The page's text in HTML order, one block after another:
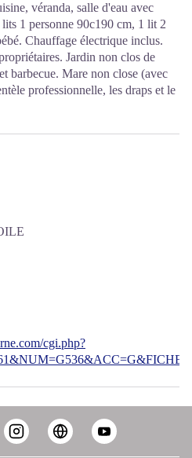
véranda, salle d'eau avec
1 personne 90c190 cm, 1 lit 2
Chauffage électrique inclus.
Jardin non clos de
barbecue. Mare non close (avec
professionnelle, les draps et le
cgi.php?